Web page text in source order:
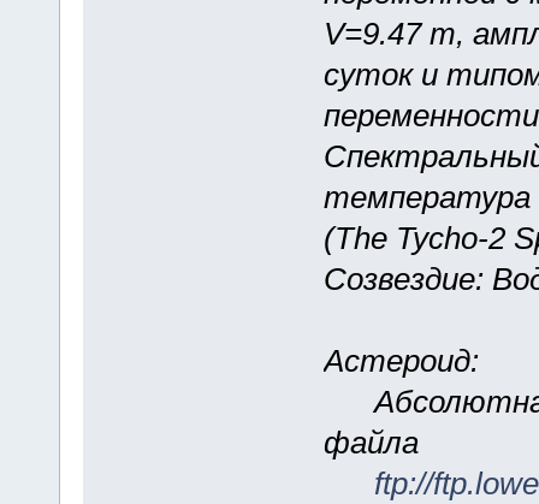
V=9.47 m,
суток и
температура
(The Tycho-2
Созвездие:
Астероид:
Абсолютная
файла
ftp://